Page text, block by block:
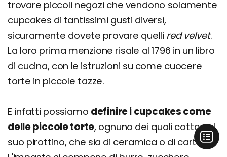
trovare piccoli negozi che vendono solamente
cupcakes di tantissimi gusti diversi,
sicuramente dovete provare quelli red velvet.
La loro prima menzione risale al 1796 in un libro
di cucina, con le istruzioni su come cuocere
torte in piccole tazze.
E infatti possiamo definire i cupcakes come
delle piccole torte, ognuno dei quali cotto nel
suo pirottino, che sia di ceramica o di carta.